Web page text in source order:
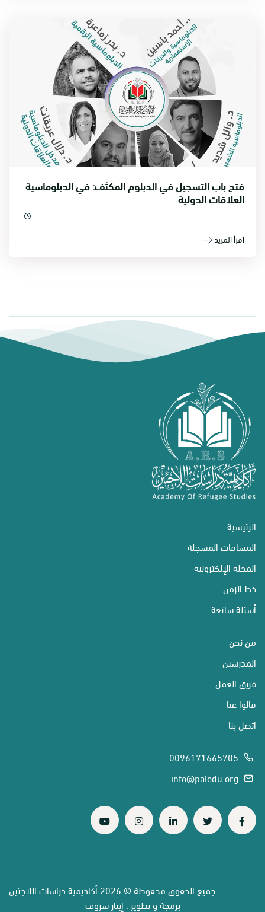
فتح باب التسجيل في الدبلوم المكثف: في الدبلوماسية
العلاقات الدولية
اقرأ المزيد
الرئيسية
المساقات المسجلة
المجلة الإلكترونية
خط الزمن
أسئلة شائعة
من نحن
المدرسين
فريق العمل
قالوا عنا
اتصل بنا
0096171665705
info@paledu.org
جميع الحقوق محفوظة © 2026 أكاديمية دراسات اللاجئين
برمجة و تطوير : إيثار شروف